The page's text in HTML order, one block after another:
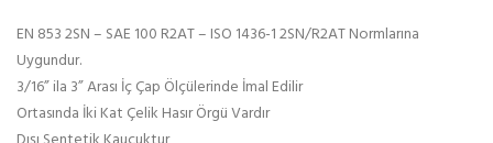
EN 853 2SN – SAE 100 R2AT – ISO 1436-1 2SN/R2AT Normlarına
Uygundur.
3/16” ila 3” Arası İç Çap Ölçülerinde İmal Edilir
Ortasında İki Kat Çelik Hasır Örgü Vardır